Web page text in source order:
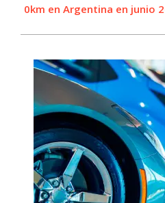
0km en Argentina en junio